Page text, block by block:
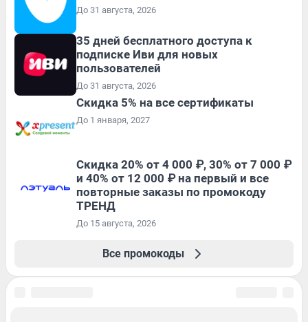
До 31 августа, 2026
35 дней бесплатного доступа к
подписке Иви для новых
пользователей
До 31 августа, 2026
Скидка 5% на все сертификаты
До 1 января, 2027
Скидка 20% от 4 000 ₽, 30% от 7 000 ₽
и 40% от 12 000 ₽ на первый и все
повторные заказы по промокоду
ТРЕНД
До 15 августа, 2026
Все промокоды